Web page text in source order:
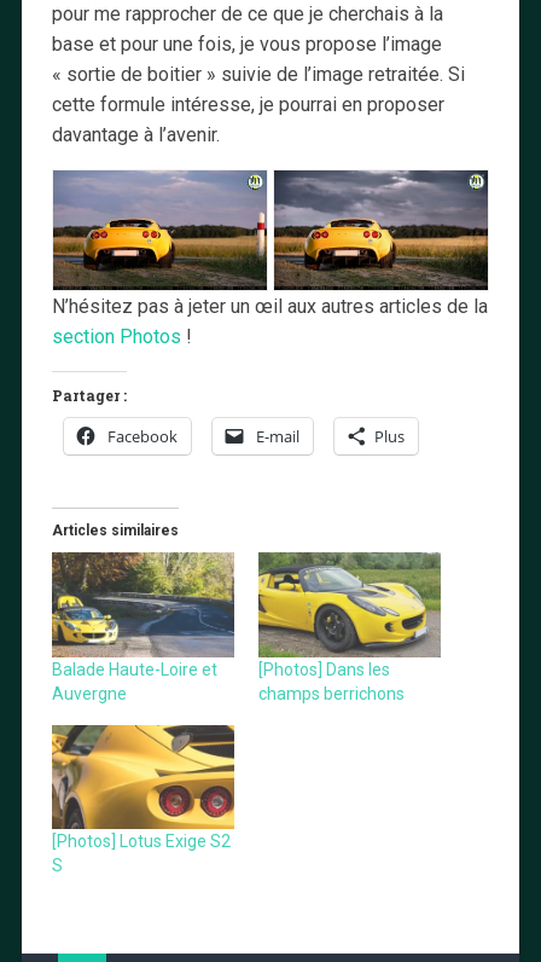
pour me rapprocher de ce que je cherchais à la
base et pour une fois, je vous propose l’image
« sortie de boitier » suivie de l’image retraitée. Si
cette formule intéresse, je pourrai en proposer
davantage à l’avenir.
N’hésitez pas à jeter un œil aux autres articles de la
section Photos !
Partager :
Facebook E-mail Plus
Articles similaires
Balade Haute-Loire et
Auvergne
[Photos] Dans les
champs berrichons
[Photos] Lotus Exige S2
S